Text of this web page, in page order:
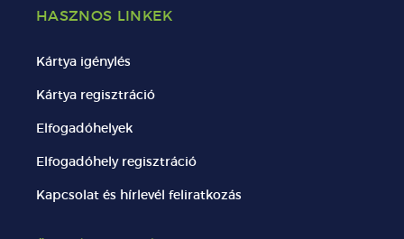
HASZNOS LINKEK
Kártya igénylés
Kártya regisztráció
Elfogadóhelyek
Elfogadóhely regisztráció
Kapcsolat és hírlevél feliratkozás